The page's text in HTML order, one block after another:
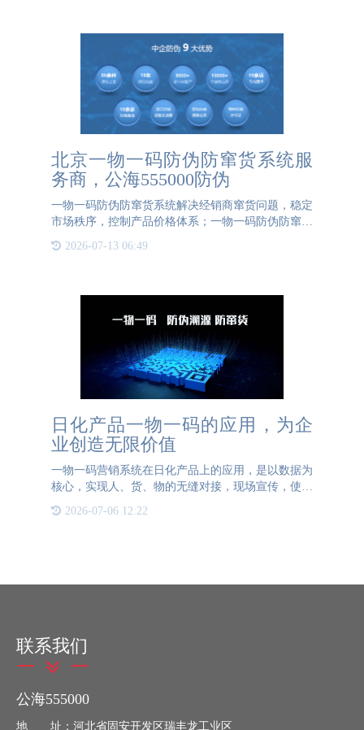
北京一物一码防伪防窜货系统服
务商，公海555000防伪
一物一码防伪防窜货系统解决经销商窜货问题，稳定
市场秩序，控制产品价格体系；一物一码防伪防窜货
系统是根据企业需要定制的，用于处理逃逸货物的问
题，使品牌产品能在各地区正常销售北京一物一码防
2026-07-13 06:49
日化产品一物一码的应用，为企
业创造无限价值
一物一码营销系统在日化产品上的应用，是以数据为
核心，实现人、货、物的无缝对接，现场宣传，使消
费者再次成为营销的起点，从而帮助品牌实现闭环智
能营销，提高用户转化率、用户扫描率、门店参与
2026-07-06 12:22
联系我们
公海555000
地 址：河北省固安开发区瑞丰龙工业区